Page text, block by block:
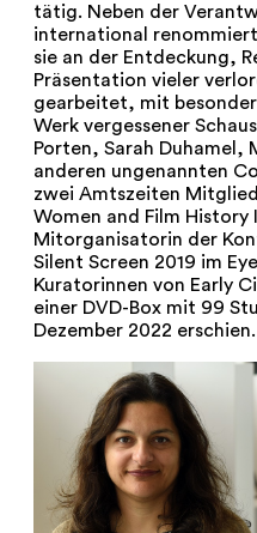
tätig. Neben der
international
sie an der Entdeckung,
Präsentation vieler
gearbeitet, mit
Werk vergessener
Porten, Sarah Duhamel,
anderen ungenannten
zwei Amtszeiten
Women and Film
Mitorganisatorin der
Silent Screen 2019 im
Kuratorinnen von Early
einer DVD-Box mit 99
Dezember 2022 erschien.